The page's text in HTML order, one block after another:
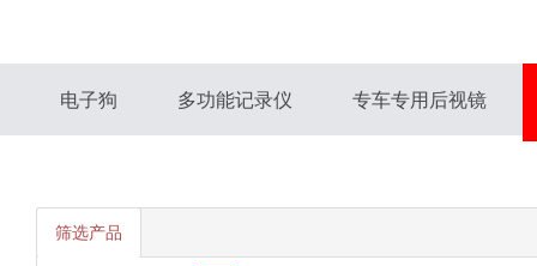
电子狗 多功能记录仪 专车专用后视镜
筛选产品